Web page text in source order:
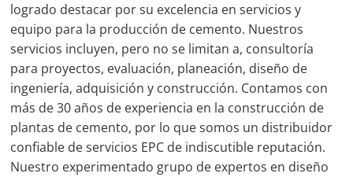
logrado destacar por su excelencia en servicios y
equipo para la producción de cemento. Nuestros
servicios incluyen, pero no se limitan a, consultoría
para proyectos, evaluación, planeación, diseño de
ingeniería, adquisición y construcción. Contamos con
más de 30 años de experiencia en la construcción de
plantas de cemento, por lo que somos un distribuidor
confiable de servicios EPC de indiscutible reputación.
Nuestro experimentado grupo de expertos en diseño